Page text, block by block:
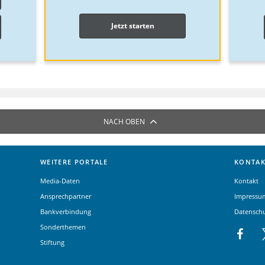
Jetzt starten
NACH OBEN
WEITERE PORTALE
Media-Daten
Ansprechpartner
Bankverbindung
Sonderthemen
Stiftung
Kontakt